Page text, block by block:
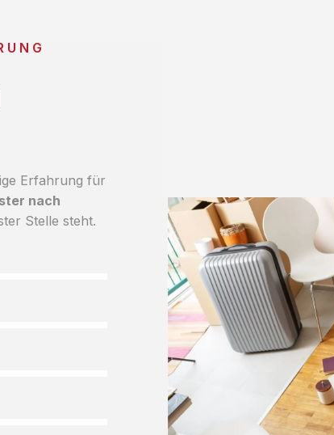
Erfahrung für
nach
Stelle steht.